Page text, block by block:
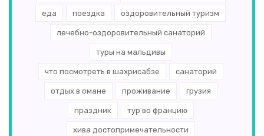
еда поездка оздоровительный туризм
лечебно-оздоровительный санаторий
туры на мальдивы
что посмотреть в шахрисабзе санаторий
отдых в омане проживание грузия
праздник тур во францию
хива достопримечательности